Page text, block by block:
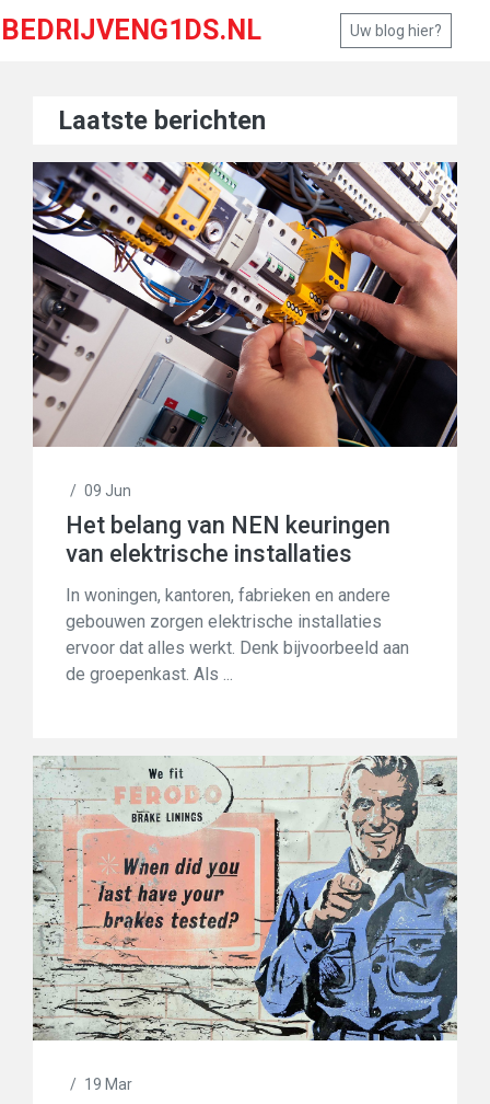
BEDRIJVENG1DS.NL Uw blog hier?
Laatste berichten
/ 09 Jun
Het belang van NEN keuringen
van elektrische installaties
In woningen, kantoren, fabrieken en andere
gebouwen zorgen elektrische installaties
ervoor dat alles werkt. Denk bijvoorbeeld aan
de groepenkast. Als ...
/ 19 Mar